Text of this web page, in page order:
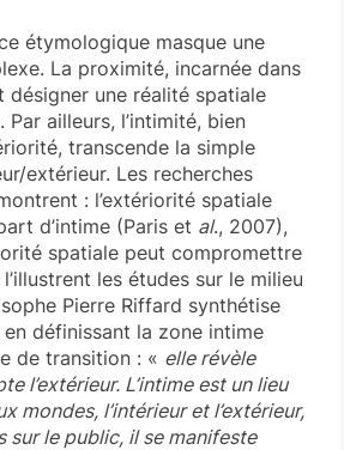
étymologique masque une
La proximité, incarnée dans
désigner une réalité spatiale
Par ailleurs, l’intimité, bien
transcende la simple
extérieur. Les recherches
: l’extériorité spatiale
d’intime (Paris et al., 2007),
spatiale peut compromettre
les études sur le milieu
Pierre Riffard synthétise
définissant la zone intime
de transition : « elle révèle
l’extérieur. L’intime est un lieu
mondes, l’intérieur et l’extérieur,
sur le public, il se manifeste